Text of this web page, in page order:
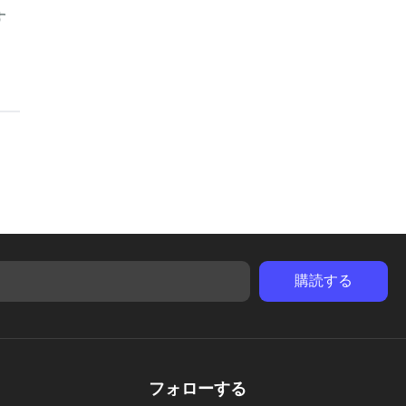
フォローする